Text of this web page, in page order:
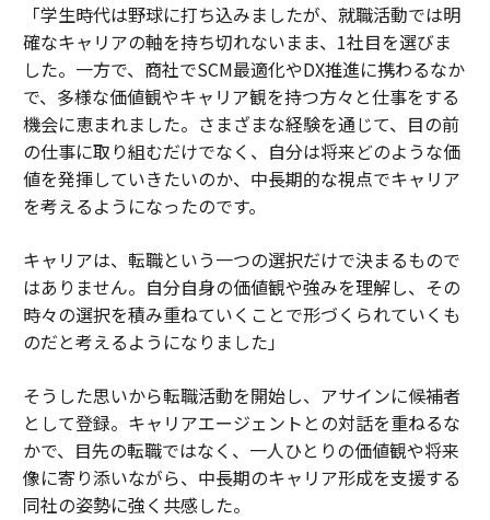
「学生時代は野球に打ち込みましたが、就職活動では明
確なキャリアの軸を持ち切れないまま、1社目を選びま
した。一方で、商社でSCM最適化やDX推進に携わるなか
で、多様な価値観やキャリア観を持つ方々と仕事をする
機会に恵まれました。さまざまな経験を通じて、目の前
の仕事に取り組むだけでなく、自分は将来どのような価
値を発揮していきたいのか、中長期的な視点でキャリア
を考えるようになったのです。
キャリアは、転職という一つの選択だけで決まるもので
はありません。自分自身の価値観や強みを理解し、その
時々の選択を積み重ねていくことで形づくられていくも
のだと考えるようになりました」
そうした思いから転職活動を開始し、アサインに候補者
として登録。キャリアエージェントとの対話を重ねるな
かで、目先の転職ではなく、一人ひとりの価値観や将来
像に寄り添いながら、中長期のキャリア形成を支援する
同社の姿勢に強く共感した。